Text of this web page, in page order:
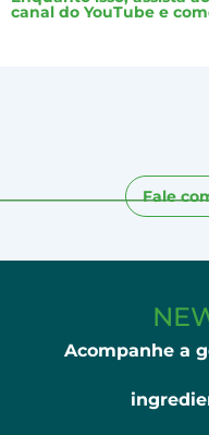
canal do YouTube e
Fale
Acompanhe a